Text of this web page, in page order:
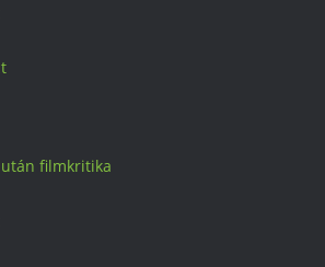
után filmkritika